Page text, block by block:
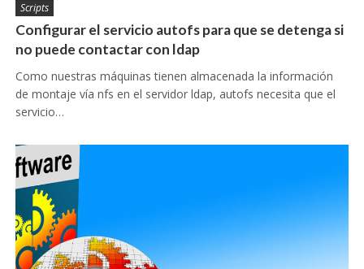
Scripts
Configurar el servicio autofs para que se detenga si
no puede contactar con ldap
Como nuestras máquinas tienen almacenada la información
de montaje vía nfs en el servidor ldap, autofs necesita que el
servicio…